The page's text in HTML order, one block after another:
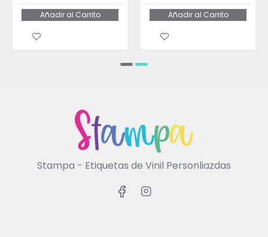
Añadir al Carrito Añadir al Carrito
Stampa - Etiquetas de Vinil Personliazdas